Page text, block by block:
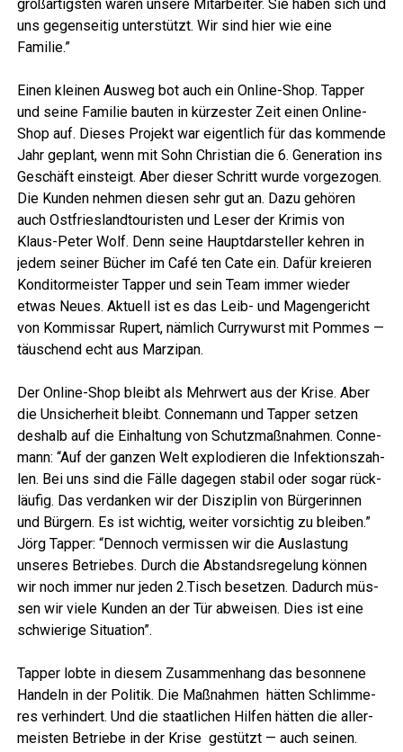
groß­ar­tigs­ten waren unse­re Mit­ar­bei­ter. Sie haben sich und
uns gegen­sei­tig unter­stützt. Wir sind hier wie eine
Familie.”
Einen klei­nen Aus­weg bot auch ein Online-Shop. Tap­per
und sei­ne Fami­lie bau­ten in kür­zes­ter Zeit einen Online-
Shop auf. Die­ses Pro­jekt war eigent­lich für das kom­men­de
Jahr geplant, wenn mit Sohn Chris­ti­an die 6. Gene­ra­ti­on ins
Geschäft ein­steigt. Aber die­ser Schritt wur­de vor­ge­zo­gen.
Die Kun­den neh­men die­sen sehr gut an. Dazu gehö­ren
auch Ost­fries­land­tou­ris­ten und Leser der Kri­mis von
Klaus-Peter Wolf. Denn sei­ne Haupt­dar­stel­ler keh­ren in
jedem sei­ner Bücher im Café ten Cate ein. Dafür kre­ieren
Kon­di­tor­meis­ter Tap­per und sein Team immer wie­der
etwas Neu­es. Aktu­ell ist es das Leib- und Magen­ge­richt
von Kom­mis­sar Rupert, näm­lich Cur­ry­wurst mit Pom­mes —
täu­schend echt aus Marzipan.
Der Online-Shop bleibt als Mehr­wert aus der Kri­se. Aber
die Unsi­cher­heit bleibt. Con­ne­mann und Tap­per set­zen
des­halb auf die Ein­hal­tung von Schutz­maß­nah­men. Con­ne­
mann: “Auf der gan­zen Welt explo­die­ren die Infek­ti­ons­zah­
len. Bei uns sind die Fäl­le dage­gen sta­bil oder sogar rück­
läu­fig. Das ver­dan­ken wir der Dis­zi­plin von Bür­ge­rin­nen
und Bür­gern. Es ist wich­tig, wei­ter vor­sich­tig zu blei­ben.”
Jörg Tap­per: “Den­noch ver­mis­sen wir die Aus­las­tung
unse­res Betrie­bes. Durch die Abstands­re­ge­lung kön­nen
wir noch immer nur jeden 2.Tisch beset­zen. Dadurch müs­
sen wir vie­le Kun­den an der Tür abwei­sen. Dies ist eine
schwie­ri­ge Situation”.
Tap­per lob­te in die­sem Zusam­men­hang das beson­ne­ne
Han­deln in der Poli­tik. Die Maß­nah­men hät­ten Schlim­me­
res ver­hin­dert. Und die staat­li­chen Hil­fen hät­ten die aller­
meis­ten Betrie­be in der Kri­se gestützt — auch sei­nen.